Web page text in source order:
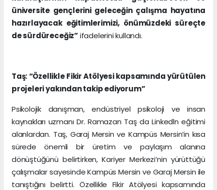
üniversite gençlerini geleceğin çalışma hayatına
hazırlayacak eğitimlerimizi, önümüzdeki süreçte
de sürdüreceğiz”ifadelerini kullandı.
Taş: “Özellikle Fikir Atölyesi kapsamında yürütülen
projeleri yakından takip ediyorum”
Psikolojik danışman, endüstriyel psikoloji ve insan
kaynakları uzmanı Dr. Ramazan Taş da Linkedln eğitimi
alanlardan. Taş, Garaj Mersin ve Kampüs Mersin’in kısa
sürede önemli bir üretim ve paylaşım alanına
dönüştüğünü belirtirken, Kariyer Merkezi’nin yürüttüğü
çalışmalar sayesinde Kampüs Mersin ve Garaj Mersin ile
tanıştığını belirtti. Özellikle Fikir Atölyesi kapsamında